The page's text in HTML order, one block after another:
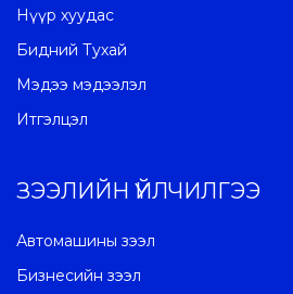
Нүүр хуудас
Бидний Тухай
Мэдээ мэдээлэл
Итгэлцэл
ЗЭЭЛИЙН ҮЙЛЧИЛГЭЭ
Автомашины зээл
Бизнесийн зээл